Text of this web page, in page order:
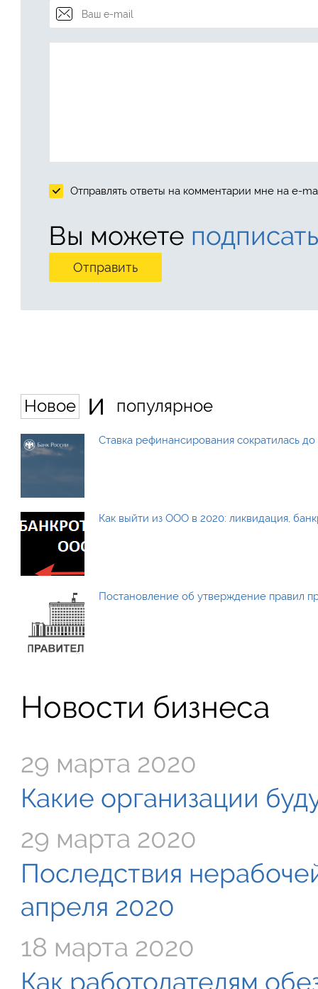
Отправлять ответы на комментарии мне на e-
Вы можете
Новое и популярное
Ставка рефинансирования сократилась
Как выйти из ООО в 2020: ликвидация,
Постановление об утверждение правил
Новости бизнеса
29 марта 2020
Какие организации
29 марта 2020
Последствия
апреля 2020
18 марта 2020
Как работодателям